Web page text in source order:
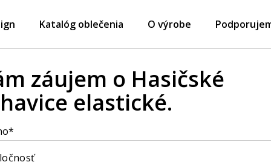
Katalóg oblečenia O výrobe
záujem o Hasičské
elastické.